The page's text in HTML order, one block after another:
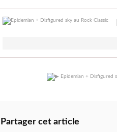
Partager cet article